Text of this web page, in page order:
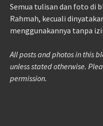
Semua tulisan dan foto di
Rahmah, kecuali
menggunakannya tanpa
All posts and photos in this
unless stated otherwise.
permission.